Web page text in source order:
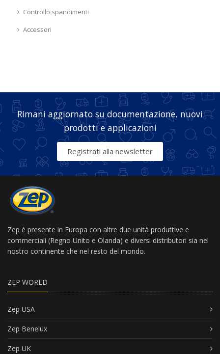
Controllo spandimenti
Accessori
Rimani aggiornato su documentazione, nuovi
prodotti e applicazioni
Registrati alla newsletter
Zep è presente in Europa con altre due unità produttive e
commerciali (Regno Unito e Olanda) e diversi distributori sia nel
nostro continente che nel resto del mondo.
ZEP WORLD
Zep USA
Zep Benelux
Zep UK